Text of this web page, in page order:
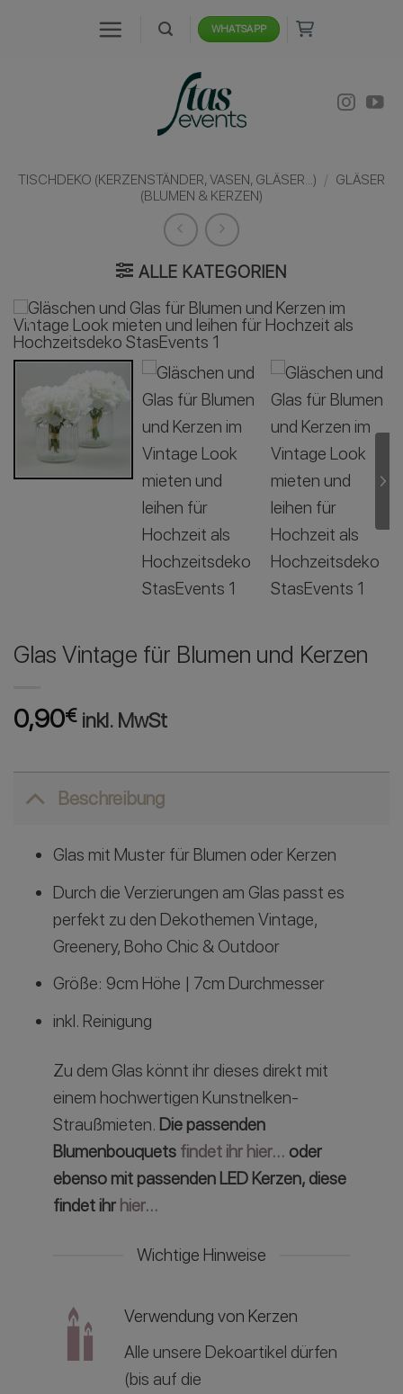
WHATSAPP
TISCHDEKO (KERZENSTÄNDER, VASEN, GLÄSER...) / GLÄSER
(BLUMEN & KERZEN)
ALLE KATEGORIEN
Glas Vintage für Blumen und Kerzen
0,90€ inkl. MwSt
Beschreibung
Glas mit Muster für Blumen oder Kerzen
Durch die Verzierungen am Glas passt es
perfekt zu den Dekothemen Vintage,
Greenery, Boho Chic & Outdoor
Größe: 9cm Höhe | 7cm Durchmesser
inkl. Reinigung
Zu dem Glas könnt ihr dieses direkt mit
einem hochwertigen Kunstnelken-
Straußmieten. Die passenden
Blumenbouquets findet ihr hier… oder
ebenso mit passenden LED Kerzen, diese
findet ihr hier…
Wichtige Hinweise
Verwendung von Kerzen
Alle unsere Dekoartikel dürfen
(bis auf die